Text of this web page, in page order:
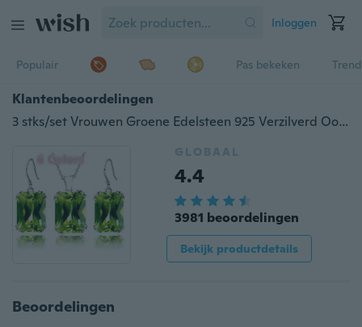
Inloggen
Populair Pas bekeken
Klantenbeoordelingen
3 stks/set Vrouwen Groene Edelsteen 925 Verzilverd Oorbellen Hangers Ketting Sieraden Sets Gift (Keuze Kleur)
GLOBAAL
4.4
3981 beoordelingen
Bekijk productdetails
Beoordelingen